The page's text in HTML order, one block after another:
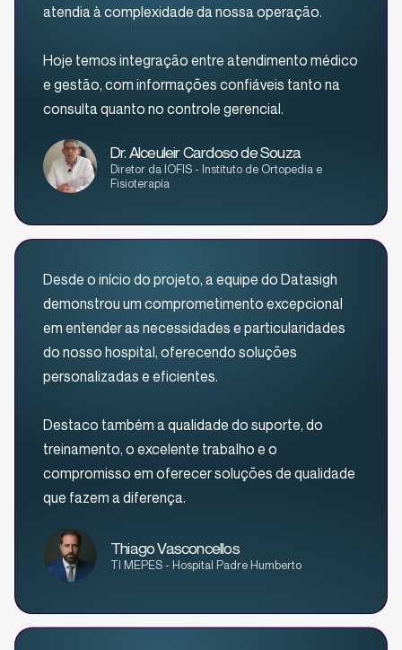
atendia à complexidade da nossa operação.
Hoje temos integração entre atendimento médico
e gestão, com informações confiáveis tanto na
consulta quanto no controle gerencial.
Dr. Alceuleir Cardoso de Souza
Diretor da IOFIS - Instituto de Ortopedia e
Fisioterapia
Desde o início do projeto, a equipe do Datasigh
demonstrou um comprometimento excepcional
em entender as necessidades e particularidades
do nosso hospital, oferecendo soluções
personalizadas e eficientes.
Destaco também a qualidade do suporte, do
treinamento, o excelente trabalho e o
compromisso em oferecer soluções de qualidade
que fazem a diferença.
Thiago Vasconcellos
TI MEPES - Hospital Padre Humberto